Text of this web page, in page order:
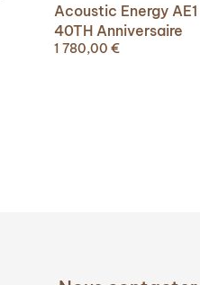
Acoustic Energy AE1
40TH Anniversaire
1 780,00 €